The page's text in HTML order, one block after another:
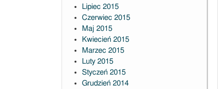
Lipiec 2015
Czerwiec 2015
Maj 2015
Kwiecień 2015
Marzec 2015
Luty 2015
Styczeń 2015
Grudzień 2014